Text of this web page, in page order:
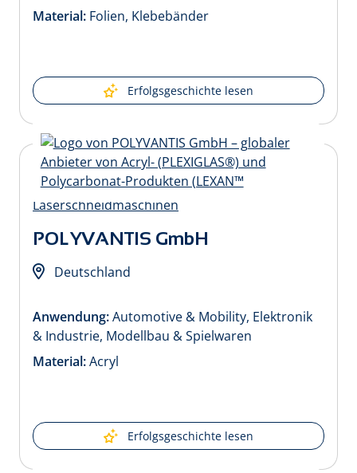
Material: Folien, Klebebänder
Erfolgsgeschichte lesen
POLYVANTIS GmbH
Deutschland
Anwendung:Automotive & Mobility, Elektronik
& Industrie, Modellbau & Spielwaren
Material:Acryl
Erfolgsgeschichte lesen